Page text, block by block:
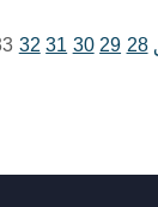
28
29
30
31
32